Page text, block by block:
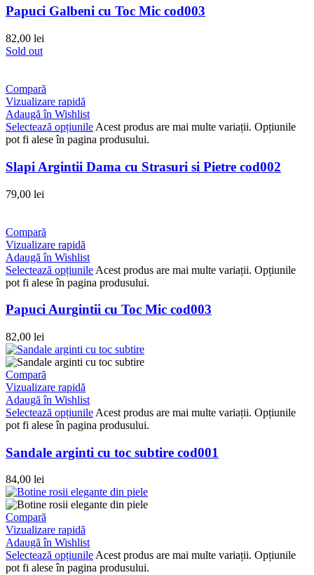
Papuci Galbeni cu Toc Mic cod003
82,00 lei
Sold out
Compară
Vizualizare rapidă
Adaugă în Wishlist
Selectează opțiunile Acest produs are mai multe variații. Opțiunile
pot fi alese în pagina produsului.
Slapi Argintii Dama cu Strasuri si Pietre cod002
79,00 lei
Compară
Vizualizare rapidă
Adaugă în Wishlist
Selectează opțiunile Acest produs are mai multe variații. Opțiunile
pot fi alese în pagina produsului.
Papuci Aurgintii cu Toc Mic cod003
82,00 lei
Compară
Vizualizare rapidă
Adaugă în Wishlist
Selectează opțiunile Acest produs are mai multe variații. Opțiunile
pot fi alese în pagina produsului.
Sandale arginti cu toc subtire cod001
84,00 lei
Compară
Vizualizare rapidă
Adaugă în Wishlist
Selectează opțiunile Acest produs are mai multe variații. Opțiunile
pot fi alese în pagina produsului.